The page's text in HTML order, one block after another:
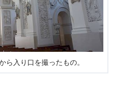
ら入り口を撮ったもの。